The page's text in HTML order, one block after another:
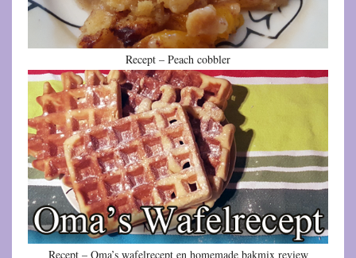
Recept – Peach cobbler
Recept – Oma’s wafelrecept en homemade bakmix review